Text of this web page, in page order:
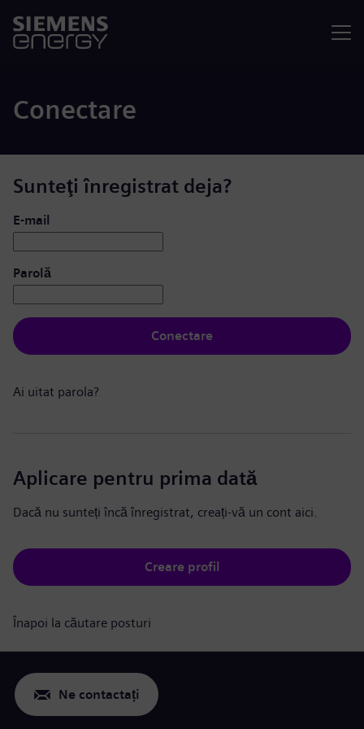
Conectare
Sunteţi înregistrat deja?
Conectare: utilizator și parolă
E-mail
Parolă
Conectare
Ai uitat parola?
Aplicare pentru prima dată
Dacă nu sunteți încă înregistrat, creați-vă un cont aici.
Creare profil
Înapoi la căutare posturi
Ne contactați